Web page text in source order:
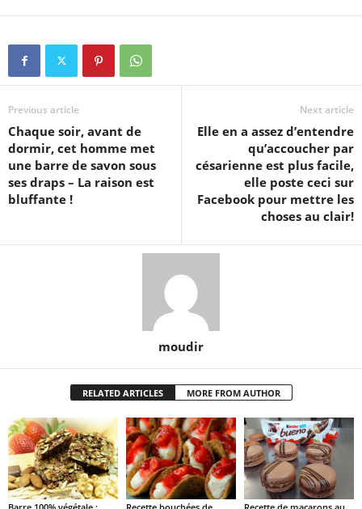
Previous article
Chaque soir, avant de
dormir, cet homme met
une barre de savon sous
ses draps – La raison est
bluffante !
Next article
Elle en a assez d’entendre
qu’accoucher par
césarienne est plus facile,
elle poste ceci sur
Facebook pour mettre les
choses au clair!
moudir
RELATED ARTICLES MORE FROM AUTHOR